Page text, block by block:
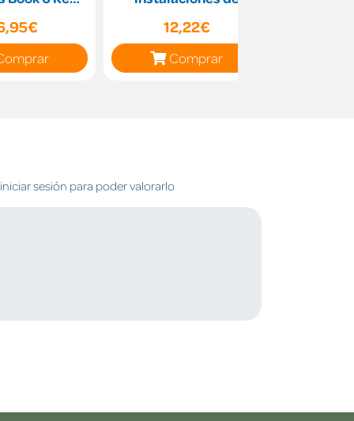
ELES0108 -
12,22€
Comprar
sesión para poder valorarlo